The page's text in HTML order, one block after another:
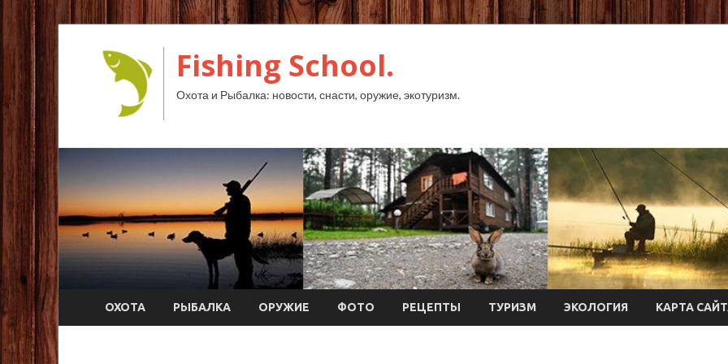
Fishing School.
Охота и Рыбалка: новости, снасти, оружие, экотуризм.
ОХОТА РЫБАЛКА ОРУЖИЕ ФОТО РЕЦЕПТЫ ТУРИЗМ ЭКОЛОГИЯ КАРТА